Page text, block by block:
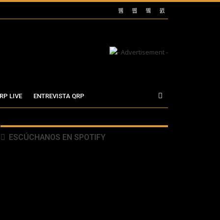
LIVE ENTREVISTA QRP
ESCÚCHANOS EN SPOTIFY